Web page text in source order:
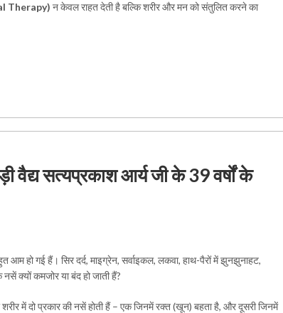
Therapy) न केवल राहत देती है बल्कि शरीर और मन को संतुलित करने का
वैद्य सत्यप्रकाश आर्य जी के 39 वर्षों के
आम हो गई हैं। सिर दर्द, माइग्रेन, सर्वाइकल, लकवा, हाथ-पैरों में झुनझुनाहट,
क्यों कमजोर या बंद हो जाती हैं?
में दो प्रकार की नसें होती हैं – एक जिनमें रक्त (खून) बहता है, और दूसरी जिनमें